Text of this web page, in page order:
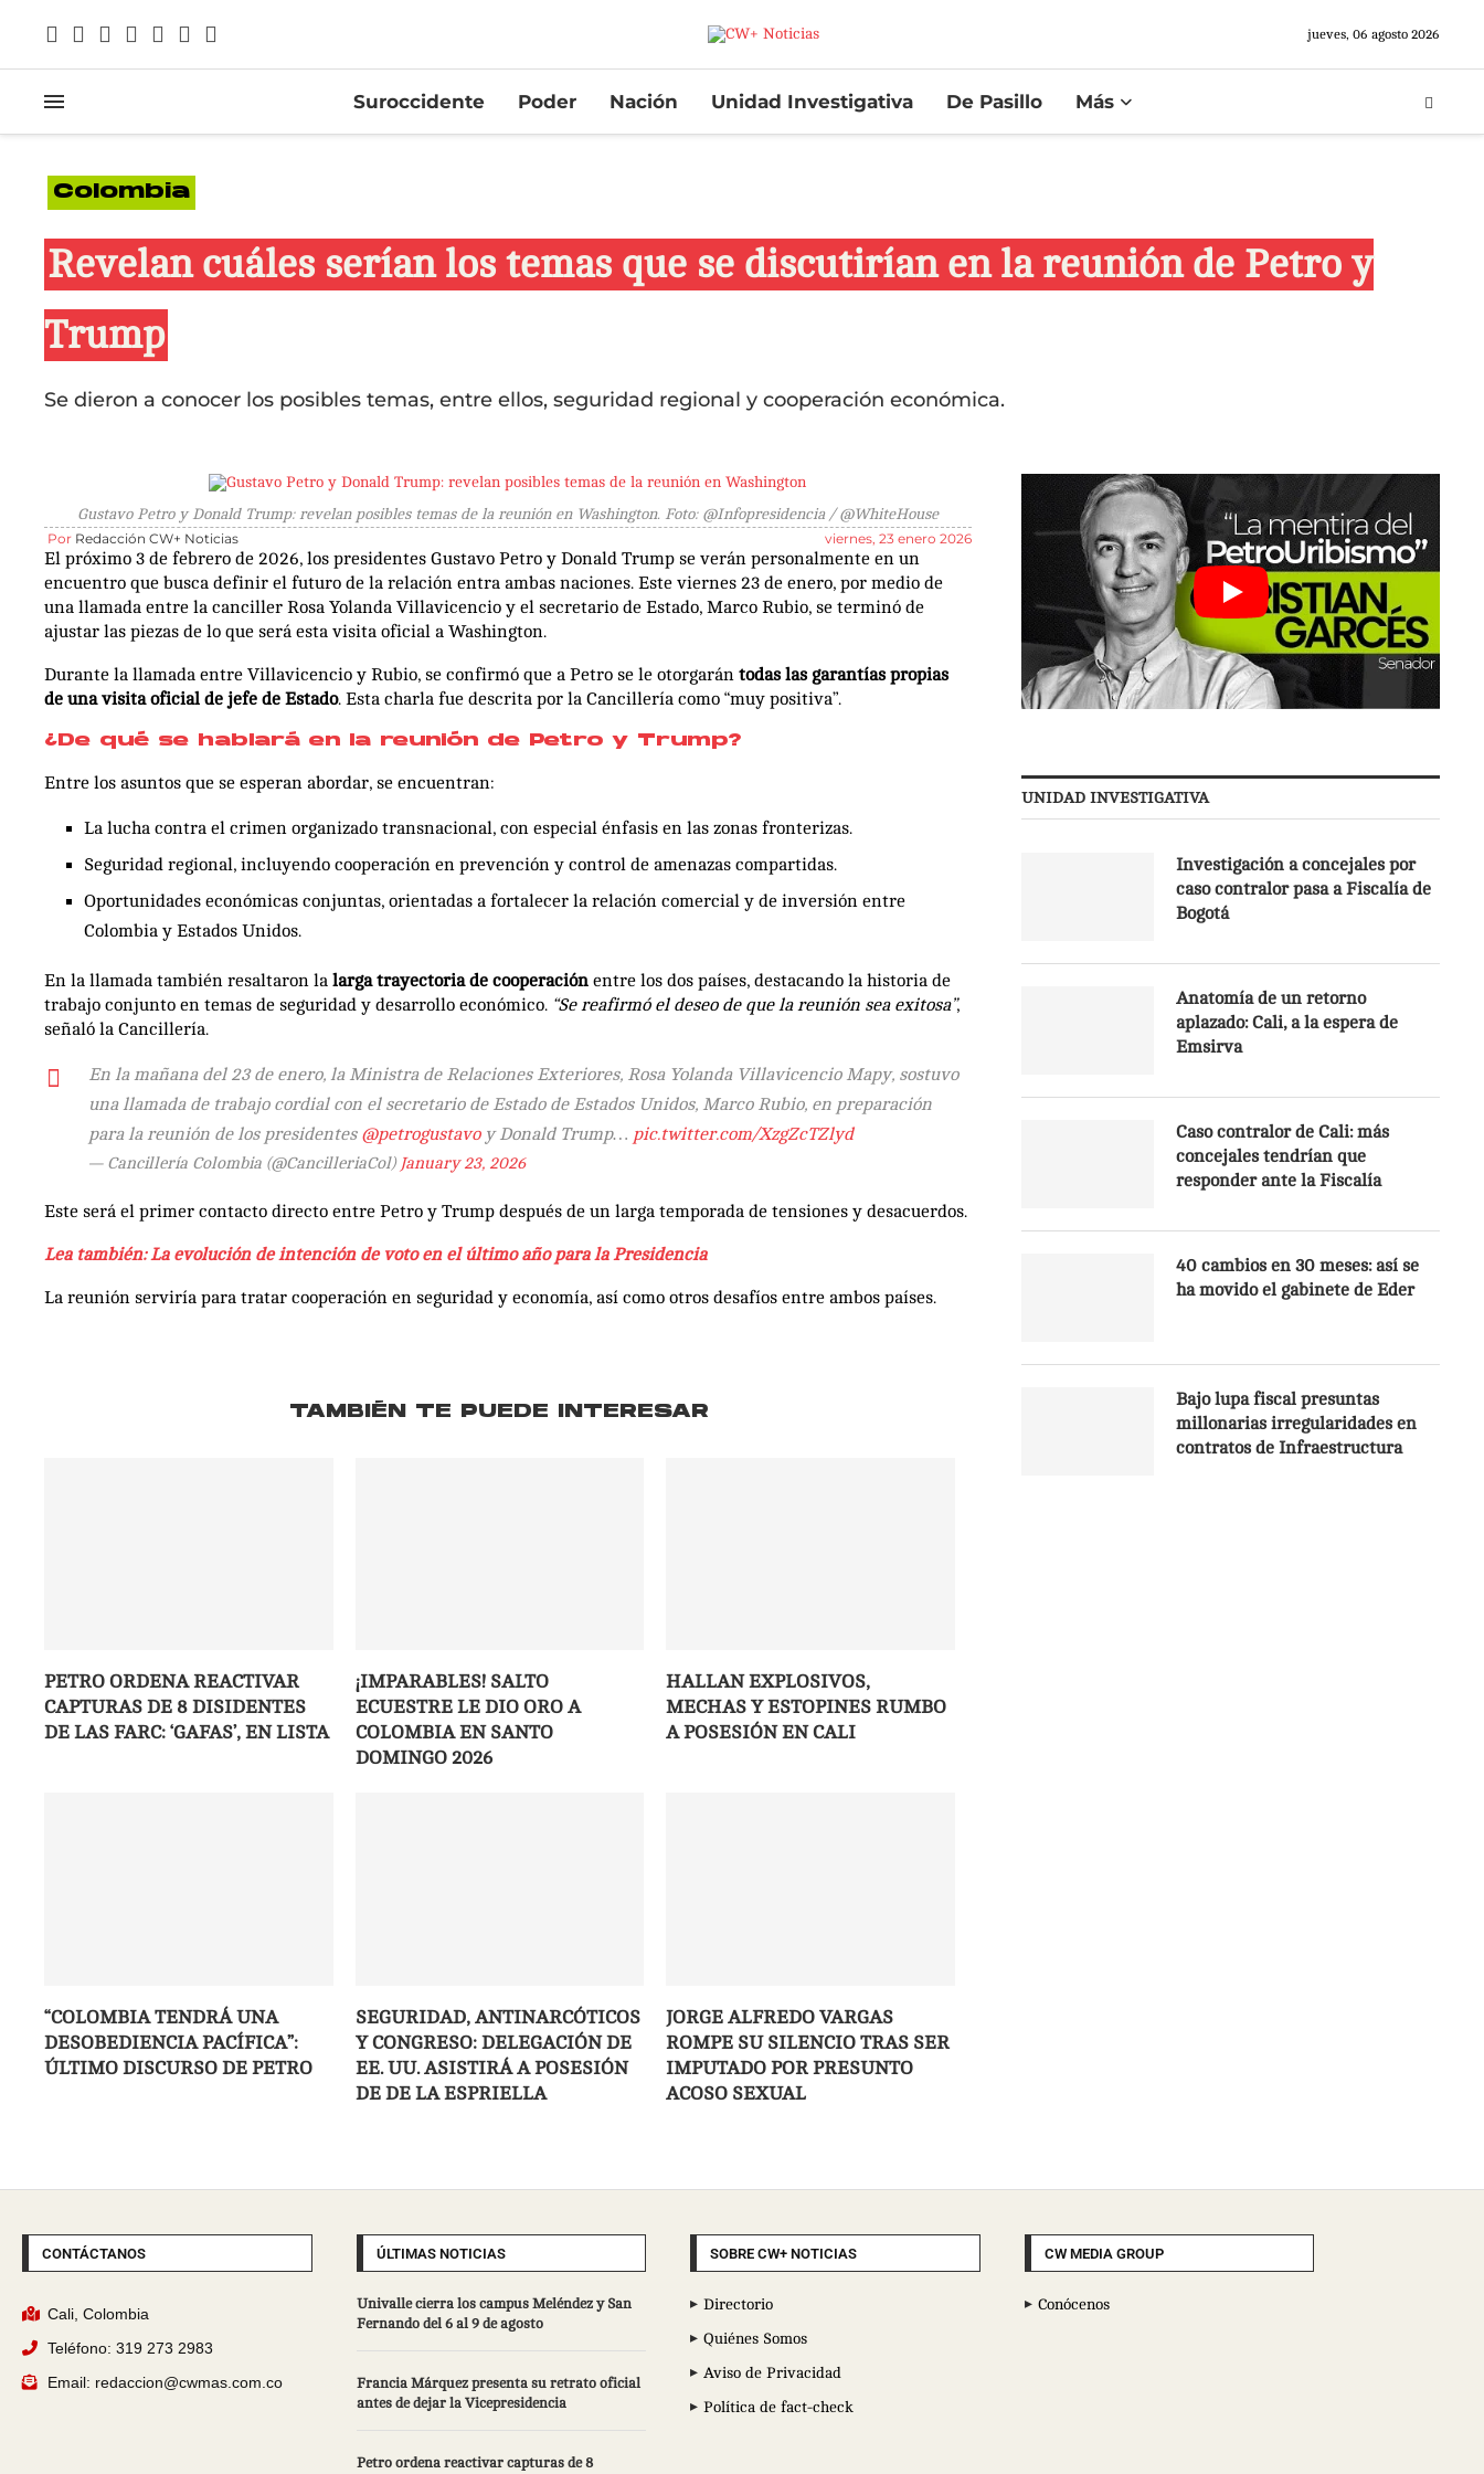
jueves, 06 agosto 2026
Suroccidente Poder Nación Unidad Investigativa De Pasillo Más
Colombia
Revelan cuáles serían los temas que se discutirían en la reunión de Petro y
Trump
Se dieron a conocer los posibles temas, entre ellos, seguridad regional y cooperación económica.
Gustavo Petro y Donald Trump: revelan posibles temas de la reunión en Washington. Foto: @Infopresidencia / @WhiteHouse
Por Redacción CW+ Noticias viernes, 23 enero 2026
El próximo 3 de febrero de 2026, los presidentes Gustavo Petro y Donald Trump se verán personalmente en un
encuentro que busca definir el futuro de la relación entra ambas naciones. Este viernes 23 de enero, por medio de
una llamada entre la canciller Rosa Yolanda Villavicencio y el secretario de Estado, Marco Rubio, se terminó de
ajustar las piezas de lo que será esta visita oficial a Washington.
Durante la llamada entre Villavicencio y Rubio, se confirmó que a Petro se le otorgarán todas las garantías propias
de una visita oficial de jefe de Estado. Esta charla fue descrita por la Cancillería como “muy positiva”.
¿De qué se hablará en la reunión de Petro y Trump?
Entre los asuntos que se esperan abordar, se encuentran:
La lucha contra el crimen organizado transnacional, con especial énfasis en las zonas fronterizas.
Seguridad regional, incluyendo cooperación en prevención y control de amenazas compartidas.
Oportunidades económicas conjuntas, orientadas a fortalecer la relación comercial y de inversión entre
Colombia y Estados Unidos.
En la llamada también resaltaron la larga trayectoria de cooperación entre los dos países, destacando la historia de
trabajo conjunto en temas de seguridad y desarrollo económico. “Se reafirmó el deseo de que la reunión sea exitosa”,
señaló la Cancillería.
En la mañana del 23 de enero, la Ministra de Relaciones Exteriores, Rosa Yolanda Villavicencio Mapy, sostuvo
una llamada de trabajo cordial con el secretario de Estado de Estados Unidos, Marco Rubio, en preparación
para la reunión de los presidentes @petrogustavoy Donald Trump… pic.twitter.com/XzgZcTZlyd
— Cancillería Colombia (@CancilleriaCol) January 23, 2026
Este será el primer contacto directo entre Petro y Trump después de un larga temporada de tensiones y desacuerdos.
Lea también: La evolución de intención de voto en el último año para la Presidencia
La reunión serviría para tratar cooperación en seguridad y economía, así como otros desafíos entre ambos países.
TAMBIÉN TE PUEDE INTERESAR
PETRO ORDENA REACTIVAR
CAPTURAS DE 8 DISIDENTES
DE LAS FARC: ‘GAFAS’, EN LISTA
¡IMPARABLES! SALTO
ECUESTRE LE DIO ORO A
COLOMBIA EN SANTO
DOMINGO 2026
HALLAN EXPLOSIVOS,
MECHAS Y ESTOPINES RUMBO
A POSESIÓN EN CALI
“COLOMBIA TENDRÁ UNA
DESOBEDIENCIA PACÍFICA”:
ÚLTIMO DISCURSO DE PETRO
SEGURIDAD, ANTINARCÓTICOS
Y CONGRESO: DELEGACIÓN DE
EE. UU. ASISTIRÁ A POSESIÓN
DE DE LA ESPRIELLA
JORGE ALFREDO VARGAS
ROMPE SU SILENCIO TRAS SER
IMPUTADO POR PRESUNTO
ACOSO SEXUAL
UNIDAD INVESTIGATIVA
Investigación a concejales por
caso contralor pasa a Fiscalía de
Bogotá
Anatomía de un retorno
aplazado: Cali, a la espera de
Emsirva
Caso contralor de Cali: más
concejales tendrían que
responder ante la Fiscalía
40 cambios en 30 meses: así se
ha movido el gabinete de Eder
Bajo lupa fiscal presuntas
millonarias irregularidades en
contratos de Infraestructura
CONTÁCTANOS
Cali, Colombia
Teléfono: 319 273 2983
Email: redaccion@cwmas.com.co
ÚLTIMAS NOTICIAS
Univalle cierra los campus Meléndez y San
Fernando del 6 al 9 de agosto
Francia Márquez presenta su retrato oficial
antes de dejar la Vicepresidencia
Petro ordena reactivar capturas de 8
SOBRE CW+ NOTICIAS
Directorio
Quiénes Somos
Aviso de Privacidad
Política de fact-check
CW MEDIA GROUP
Conócenos